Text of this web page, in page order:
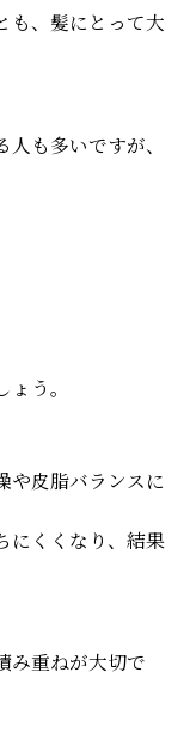
も、髪にとって大
も多いですが、
う。
や皮脂バランスに
にくくなり、結果
み重ねが大切で